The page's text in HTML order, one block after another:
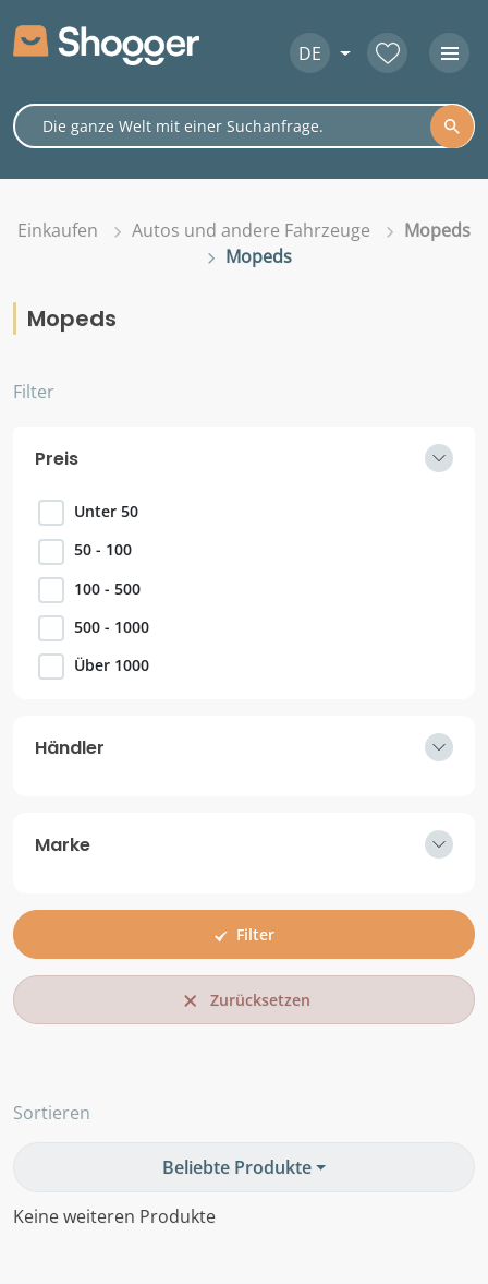
DE
Einkaufen Autos und andere Fahrzeuge
Mopeds
Mopeds
Mopeds
Filter
Preis
Unter 50
50 - 100
100 - 500
500 - 1000
Über 1000
Händler
Marke
Filter
Zurücksetzen
Sortieren
Beliebte Produkte
Keine weiteren Produkte